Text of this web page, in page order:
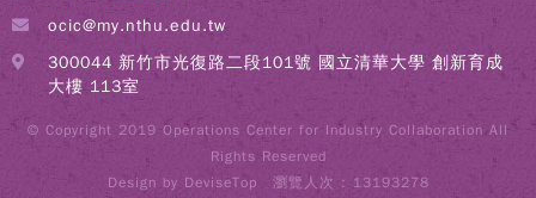
ocic@my.nthu.edu.tw
300044 新竹市光復路二段101號 國立清華大學 創新育成
大樓 113室
© Copyright 2019 Operations Center for Industry Collaboration All
Rights Reserved
Design by DeviseTop 瀏覽人次 : 13193278